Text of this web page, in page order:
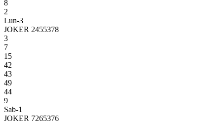
8
2
Lun-3
JOKER 2455378
3
7
15
42
43
49
44
9
Sab-1
JOKER 7265376